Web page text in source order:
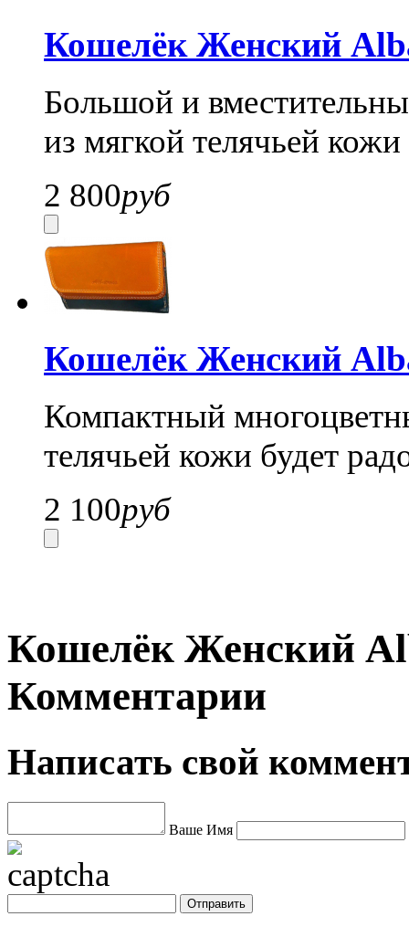
Кошелёк Женский
Большой и
из мягкой телячьей
2 800руб
Кошелёк Женский
Компактный
телячьей кожи будет
2 100руб
Кошелёк Женский
Комментарии
Написать свой
Ваше Имя